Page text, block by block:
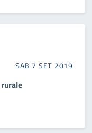
SAB 7 SET 2019